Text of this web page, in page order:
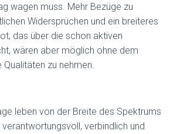
wagen muss. Mehr Bezüge zu
Widersprüchen und ein breiteres
das über die schon aktiven
wären aber möglich ohne dem
zu nehmen.
leben von der Breite des Spektrums
verbindlich und